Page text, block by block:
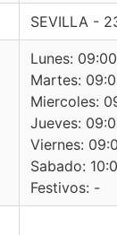
SEVILLA -
Lunes:
Martes:
Miercoles:
Jueves:
Viernes:
Sabado:
Festivos: -